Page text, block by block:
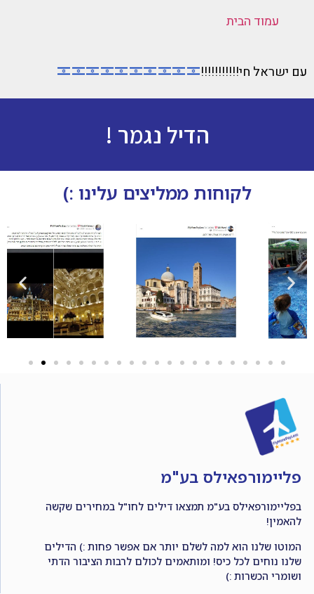
עמוד הבית
עם ישראל חי!!!!!!!!!!!
הדיל נגמר !
לקוחות ממליצים עלינו :)
פליימורפאילס בע"מ
בפליימורפאילס בע"מ תמצאו דילים לחו"ל במחירים שקשה
להאמין!
המוטו שלנו הוא למה לשלם יותר אם אפשר פחות :) הדילים
שלנו נוחים לכל כיס! ומותאמים לכולם לרבות הציבור הדתי
ושומרי הכשרות :)